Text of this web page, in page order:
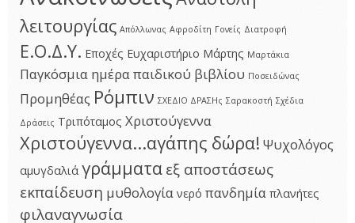
λειτουργίας Απόλλωνας Αφροδίτη Γονείς Διατροφή
Ε.Ο.Δ.Υ. Εποχές Ευχαριστήριο Μάρτης Μαρτάκια
Παγκόσμια ημέρα παιδικού βιβλίου Ποσειδώνας
Προμηθέας Ρόμπιν ΣΧΕΔΙΟ ΔΡΑΣΗς Σαρακοστή Σχέδια
Δράσεις Τριπόταμος Χριστούγεννα
Χριστούγεννα...αγάπης δώρα! Ψυχολόγος
αμυγδαλιά γράμματα εξ αποστάσεως
εκπαίδευση μυθολογία νερό πανδημία πλανήτες
φιλαναγνωσία